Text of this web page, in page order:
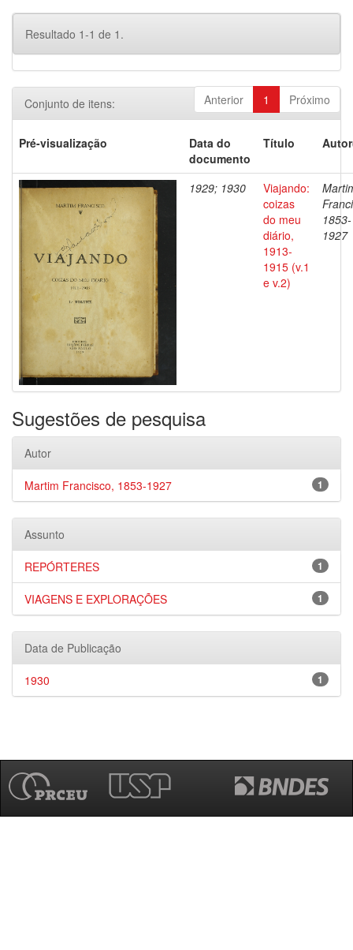
Resultado 1-1 de 1.
Anterior 1 Próximo
Conjunto de itens:
Pré-visualização
Data do
documento
Título
1929; 1930
Viajando:
coizas
do meu
diário,
1913-
1915 (v.1
e v.2)
1853-
1927
Sugestões de pesquisa
Autor
1
Martim Francisco, 1853-1927
Assunto
1
REPÓRTERES
1
VIAGENS E EXPLORAÇÕES
Data de Publicação
1
1930